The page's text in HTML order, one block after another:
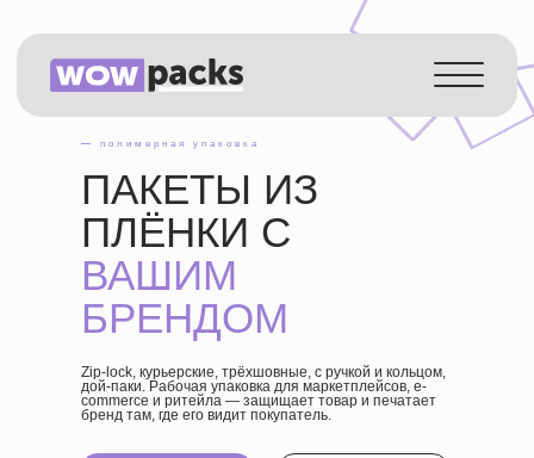
Каталог
Как работаем
ПАКЕТЫ ИЗ
ПЛЁНКИ С
ВАШИМ
БРЕНДОМ
Zip-lock, курьерские, трёхшовные, с ручкой и кольцом,
дой-паки. Рабочая упаковка для маркетплейсов, e-
commerce и ритейла — защищает товар и печатает
бренд там, где его видит покупатель.
— полимерная упаковка